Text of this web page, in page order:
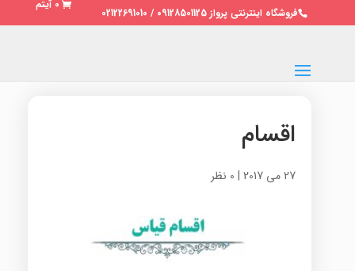
فروشگاه اینترنتی پرواز 09128501125 / 02122691010
0 آیتم
اقسام
27 می 2017 | 0 نظر